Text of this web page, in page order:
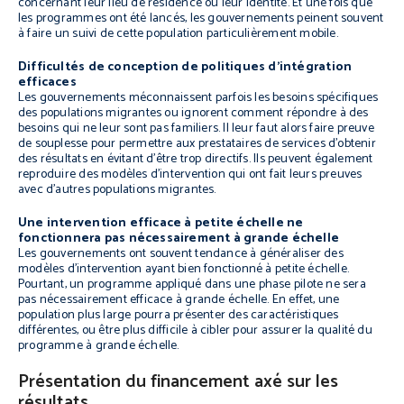
les programmes ont été lancés, les gouvernements peinent souvent
à faire un suivi de cette population particulièrement mobile.
Difficultés de conception de politiques d’intégration
efficaces
Les gouvernements méconnaissent parfois les besoins spécifiques
des populations migrantes ou ignorent comment répondre à des
besoins qui ne leur sont pas familiers. Il leur faut alors faire preuve
de souplesse pour permettre aux prestataires de services d’obtenir
des résultats en évitant d’être trop directifs. Ils peuvent également
reproduire des modèles d’intervention qui ont fait leurs preuves
avec d’autres populations migrantes.
Une intervention efficace à petite échelle ne
fonctionnera pas nécessairement à grande échelle
Les gouvernements ont souvent tendance à généraliser des
modèles d’intervention ayant bien fonctionné à petite échelle.
Pourtant, un programme appliqué dans une phase pilote ne sera
pas nécessairement efficace à grande échelle. En effet, une
population plus large pourra présenter des caractéristiques
différentes, ou être plus difficile à cibler pour assurer la qualité du
programme à grande échelle.
Présentation du financement axé sur les